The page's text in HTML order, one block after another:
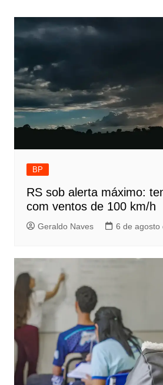
Post
BP
RS sob alerta máximo:
com ventos de 100 km/h
Geraldo Naves 6 de agosto